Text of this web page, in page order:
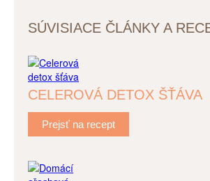
SÚVISIACE ČLÁNKY A
CELEROVÁ DETOX ŠŤÁVA
Prejsť na recept